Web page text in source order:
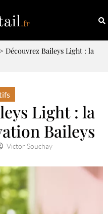
> Découvrez Baileys Light : la
Light : la
Baileys
Victor Souchay